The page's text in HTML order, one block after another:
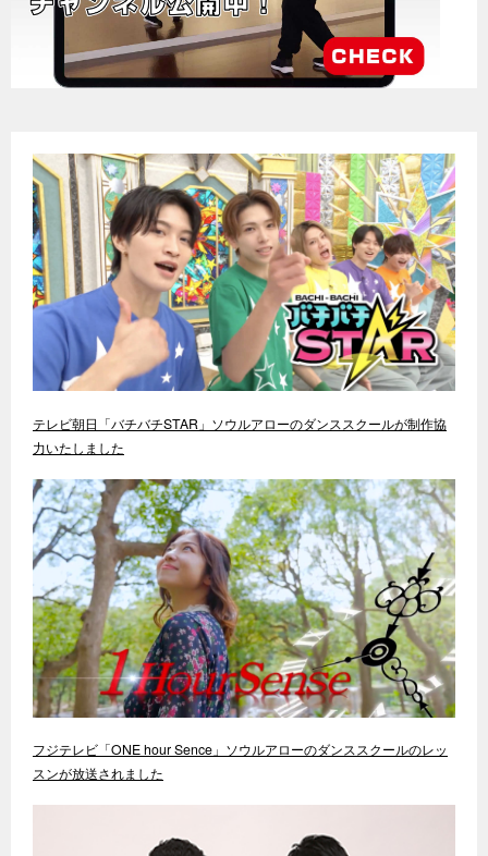
テレビ朝日「バチバチSTAR」ソウルアローのダンススクールが制作協
力いたしました
フジテレビ「ONE hour Sence」ソウルアローのダンススクールのレッ
スンが放送されました